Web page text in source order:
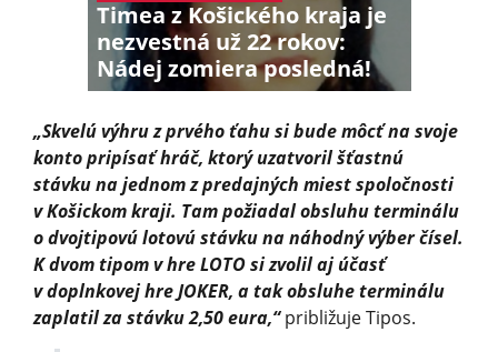
Timea z Košického kraja je
nezvestná už 22 rokov:
Nádej zomiera posledná!
„Skvelú výhru z prvého ťahu si bude môcť na svoje
konto pripísať hráč, ktorý uzatvoril šťastnú
stávku na jednom z predajných miest spoločnosti
v Košickom kraji. Tam požiadal obsluhu terminálu
o dvojtipovú lotovú stávku na náhodný výber čísel.
K dvom tipom v hre LOTO si zvolil aj účasť
v doplnkovej hre JOKER, a tak obsluhe terminálu
zaplatil za stávku 2,50 eura,“približuje Tipos.